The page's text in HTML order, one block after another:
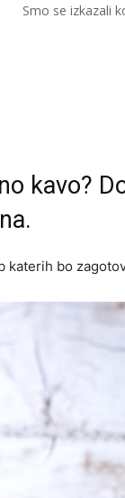
Smo se izkazali
kavo?
katerih bo